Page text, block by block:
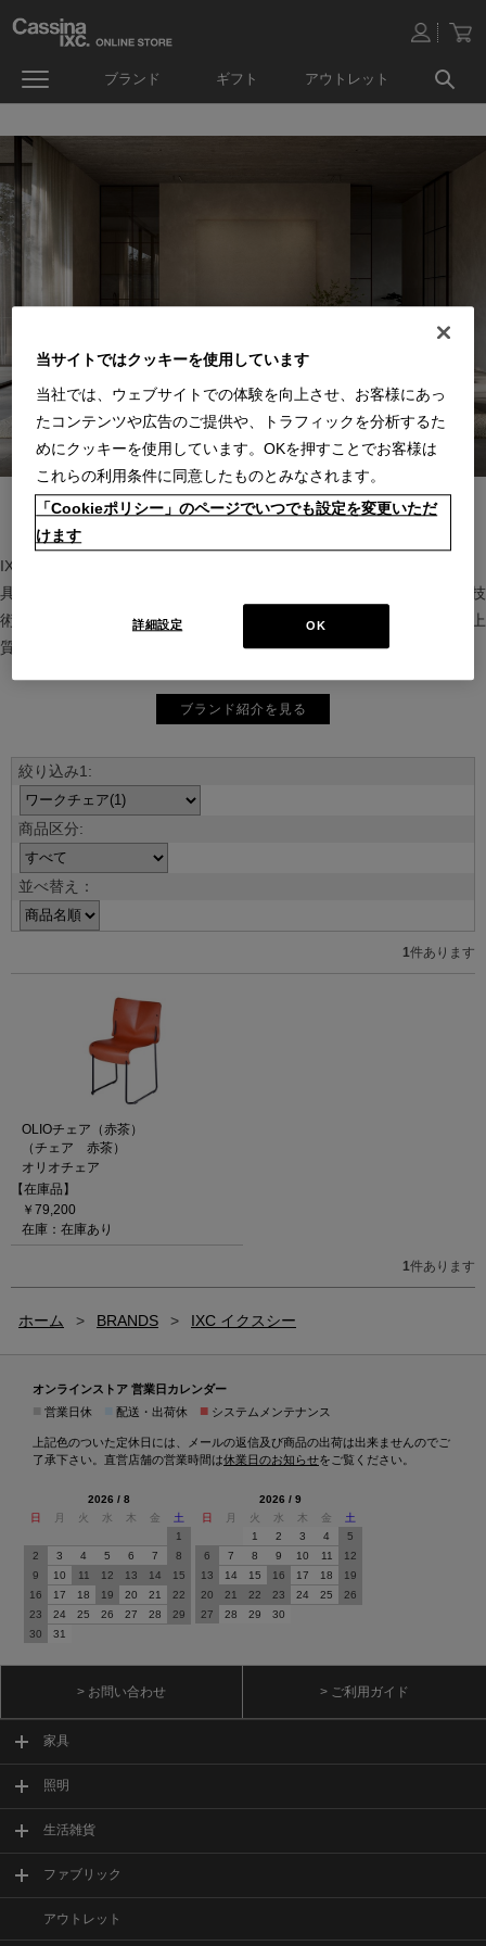
ブランド ギフト アウトレット
IXC（イクスシー）は、”Emotional Minimalism”を掲げるグローバル家
具ブランド。ヨーロッパの家具文化と日本の美意識を融合し、素材や技
術を活かした持続可能で洗練されたインテリアを提案。長く愛される上
質な暮らしを届けます。
ブランド紹介を見る
並べ替え：
1件あります
OLIOチェア（赤茶）
（チェア 赤茶）
オリオチェア
【在庫品】
￥79,200
在庫：在庫あり
1件あります
ホーム > BRANDS > IXC イクスシー
オンラインストア 営業日カレンダー
営業日休 配送・出荷休 ■ システムメンテナンス
上記色のついた定休日には、メールの返信及び商品の出荷は出来ませんのでご
了承下さい。直営店舗の営業時間は休業日のお知らせをご覧ください。
2026 / 8
日
月 火 水 木 金
土
1
2
3 4 5 6 7
8
9
10 11 12 13 14
15
16
17 18 19 20 21
22
23
24 25 26 27 28
29
30
31
2026 / 9
日
月 火 水 木 金
土
1
2 3 4
5
6
7 8 9 10 11
12
13
14 15 16 17 18
19
20
21 22 23 24 25
26
27
28 29 30
> お問い合わせ > ご利用ガイド
家具
照明
生活雑貨
ファブリック
アウトレット
当サイトではクッキーを使用しています
当社では、ウェブサイトでの体験を向上させ、お客様にあっ
たコンテンツや広告のご提供や、トラフィックを分析するた
めにクッキーを使用しています。OKを押すことでお客様は
これらの利用条件に同意したものとみなされます。
「Cookieポリシー」のページでいつでも設定を変更いただ
けます
OK
詳細設定